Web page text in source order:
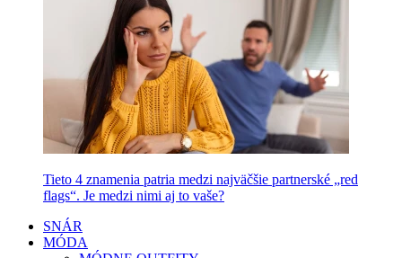
Tieto 4 znamenia patria medzi najväčšie partnerské „red
flags“. Je medzi nimi aj to vaše?
SNÁR
MÓDA